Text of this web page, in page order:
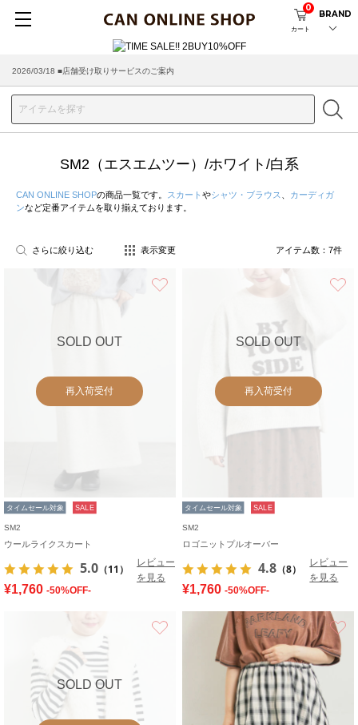
カート
0
BRAND
2026/03/18 ■店舗受け取りサービスのご案内
SM2（エスエムツー）/ホワイト/白系
CAN ONLINE SHOPの商品一覧です。 スカート やシャツ・ブラウス
カーディガ
ンなど定番アイテムを取り揃えております。
さらに絞り込む 表示変更 アイテム数： 7件
SOLD OUT
再入荷受付
タイムセール対象 SALE
SM2
ウールライクスカート
5.0 （11）
レビュー
を見る
¥1,760 -50%OFF-
SOLD OUT
再入荷受付
タイムセール対象 SALE
SM2
ロゴニットプルオーバー
4.8 （8）
レビュー
を見る
¥1,760 -50%OFF-
SOLD OUT